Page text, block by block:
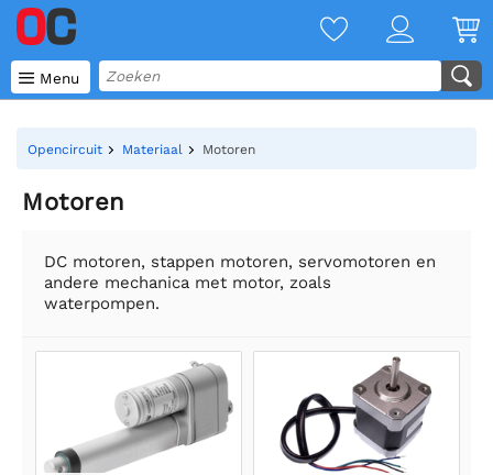
 Menu
Opencircuit Materiaal Motoren
Motoren
DC motoren, stappen motoren, servomotoren en
andere mechanica met motor, zoals
waterpompen.